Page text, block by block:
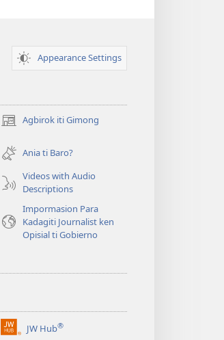
Appearance Settings
Agbirok iti Gimong
(manglukat
baro
window)
Ania ti Baro?
Videos with Audio
Descriptions
Impormasion Para
Kadagiti Journalist ken
Opisial ti Gobierno
JW Hub®
(manglukat